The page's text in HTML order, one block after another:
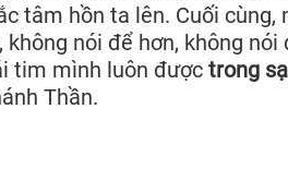
tâm hồn ta lên. Cuối
không nói để hơn, không
tim mình luôn được trong
Thần.